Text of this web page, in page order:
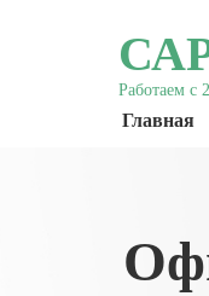
Работаем с
Главная